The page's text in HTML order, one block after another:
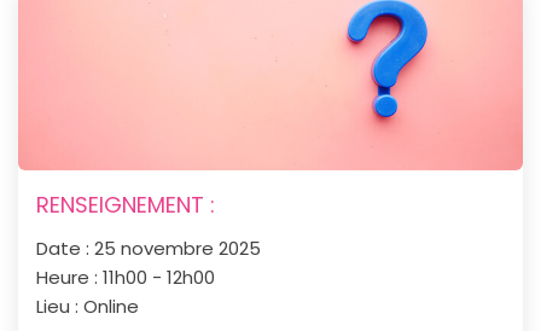
RENSEIGNEMENT :
Date : 25 novembre 2025
Heure : 11h00 - 12h00
Lieu : Online